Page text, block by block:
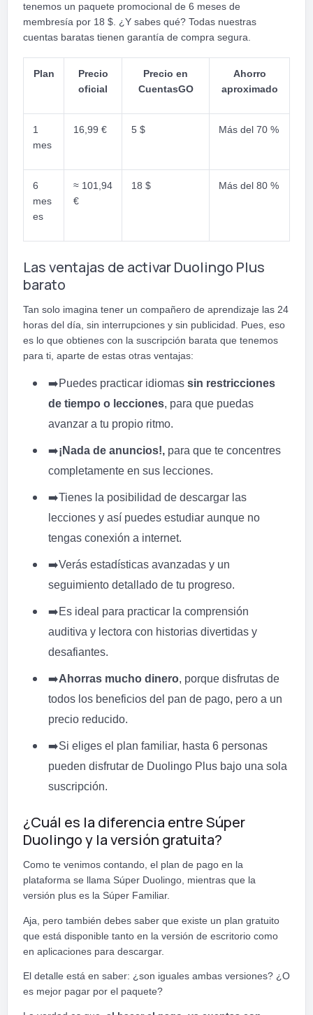
tenemos un paquete promocional de 6 meses de
membresía por 18 $. ¿Y sabes qué? Todas nuestras
cuentas baratas tienen garantía de compra segura.
Plan
Precio
oficial
Precio en
CuentasGO
Ahorro
aproximado
1
mes
16,99 € 5 $ Más del 70 %
6
mes
es
≈ 101,94
€
18 $ Más del 80 %
Las ventajas de activar Duolingo Plus
barato
Tan solo imagina tener un compañero de aprendizaje las 24
horas del día, sin interrupciones y sin publicidad. Pues, eso
es lo que obtienes con la suscripción barata que tenemos
para ti, aparte de estas otras ventajas:
➡️Puedes practicar idiomas sin restricciones
de tiempo o lecciones, para que puedas
avanzar a tu propio ritmo.
➡️¡Nada de anuncios!, para que te concentres
completamente en sus lecciones.
➡️Tienes la posibilidad de descargar las
lecciones y así puedes estudiar aunque no
tengas conexión a internet.
➡️Verás estadísticas avanzadas y un
seguimiento detallado de tu progreso.
➡️Es ideal para practicar la comprensión
auditiva y lectora con historias divertidas y
desafiantes.
➡️Ahorras mucho dinero, porque disfrutas de
todos los beneficios del pan de pago, pero a un
precio reducido.
➡️Si eliges el plan familiar, hasta 6 personas
pueden disfrutar de Duolingo Plus bajo una sola
suscripción.
¿Cuál es la diferencia entre Súper
Duolingo y la versión gratuita?
Como te venimos contando, el plan de pago en la
plataforma se llama Súper Duolingo, mientras que la
versión plus es la Súper Familiar.
Aja, pero también debes saber que existe un plan gratuito
que está disponible tanto en la versión de escritorio como
en aplicaciones para descargar.
El detalle está en saber: ¿son iguales ambas versiones? ¿O
es mejor pagar por el paquete?